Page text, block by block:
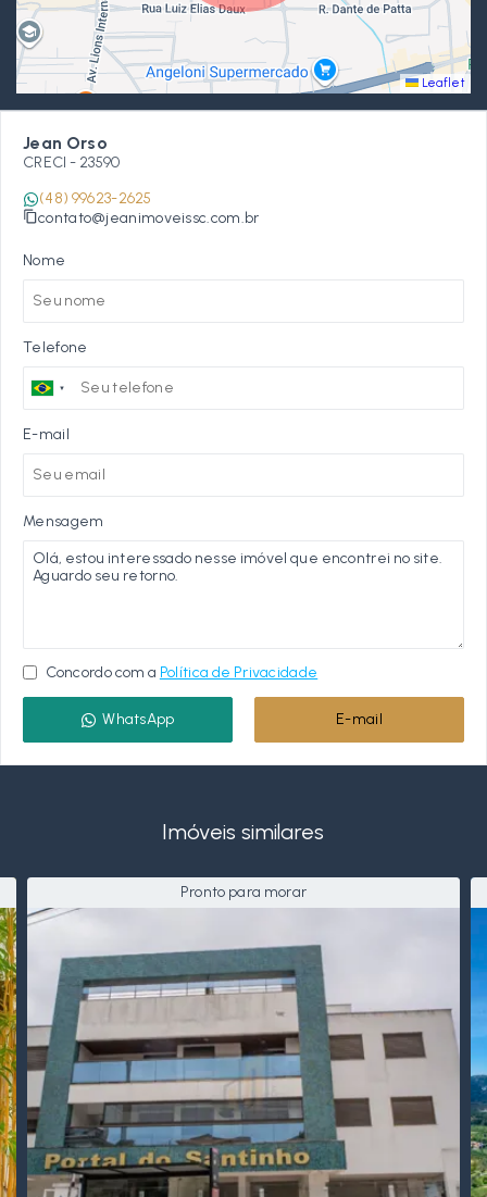
Leaflet
Jean Orso
CRECI - 23590
(48) 99623-2625
contato@jeanimoveissc.com.br
Nome
Telefone
E-mail
Mensagem
Concordo com a Política de Privacidade
WhatsApp E-mail
Imóveis similares
Pronto para morar